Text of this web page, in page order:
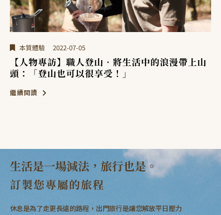
本質體驗 2022-06-27
【登山新手入門指南】必備登山裝備、基礎入門
山⋯專業登山嚮導不藏私分享，帶你輕鬆征服第
生活是一場減法，旅行也是。
訂製您專屬的旅程
休息是為了走更長遠的路程，出門旅行是讓您解放平日壓力